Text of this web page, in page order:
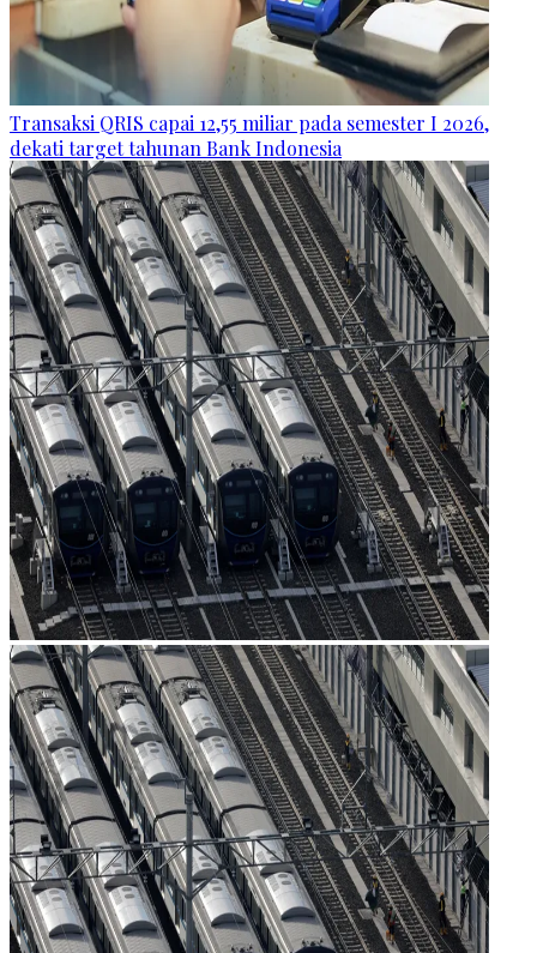
Transaksi QRIS capai 12,55 miliar pada semester I 2026,
dekati target tahunan Bank Indonesia